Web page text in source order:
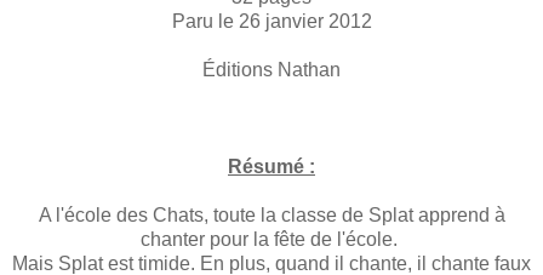
Paru le 26 janvier 2012
Éditions Nathan
Résumé :
A l'école des Chats, toute la classe de Splat apprend à
chanter pour la fête de l'école.
Mais Splat est timide. En plus, quand il chante, il chante faux